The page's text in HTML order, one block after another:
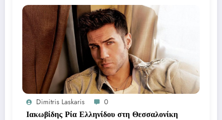
Dimitris Laskaris 0
Ιακωβίδης Ρία Ελληνίδου στη Θεσσαλονίκη